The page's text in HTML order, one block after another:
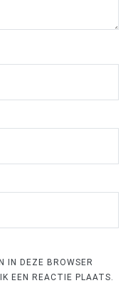
IN DEZE BROWSER
EEN REACTIE PLAATS.